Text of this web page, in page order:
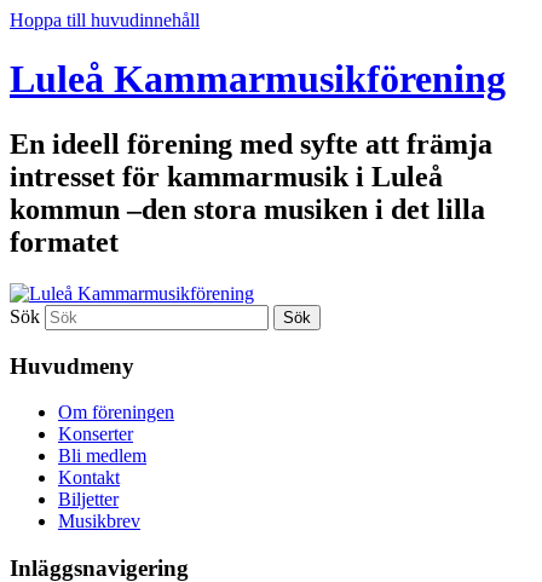
Hoppa till huvudinnehåll
Luleå Kammarmusikförening
En ideell förening med syfte att främja
intresset för kammarmusik i Luleå
kommun –den stora musiken i det lilla
formatet
Sök
Huvudmeny
Om föreningen
Konserter
Bli medlem
Kontakt
Biljetter
Musikbrev
Inläggsnavigering